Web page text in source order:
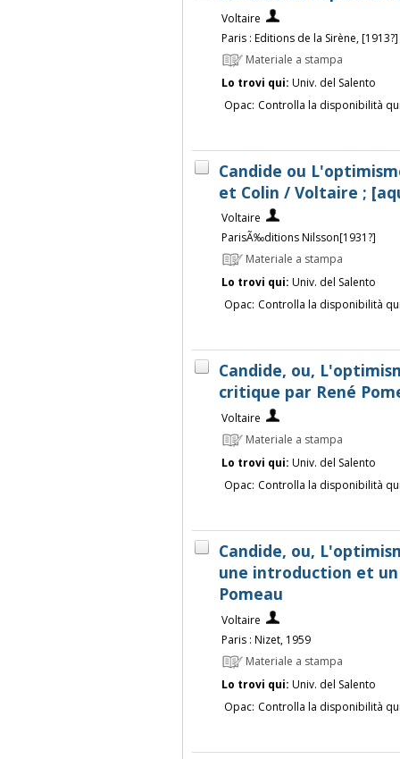
Voltaire
Paris : Editions de la Sirène,
Materiale a stampa
Lo trovi qui: Univ. del Salento
Opac: Controlla la disponibilità
Candide ou
et Colin / Voltaire ;
Voltaire
ParisÃ‰ditions Nilsson[1931?]
Materiale a stampa
Lo trovi qui: Univ. del Salento
Opac: Controlla la disponibilità
Candide, ou,
critique par René
Voltaire
Materiale a stampa
Lo trovi qui: Univ. del Salento
Opac: Controlla la disponibilità
Candide, ou,
une introduction et
Pomeau
Voltaire
Paris : Nizet, 1959
Materiale a stampa
Lo trovi qui: Univ. del Salento
Opac: Controlla la disponibilità